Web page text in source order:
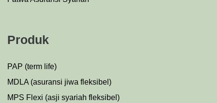
Produk
PAP (term life)
MDLA (asuransi jiwa fleksibel)
MPS Flexi (asji syariah fleksibel)